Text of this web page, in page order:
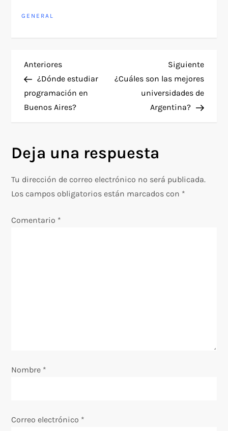
GENERAL
N
a
v
g
a
n
Entrada
anterior
Anteriores
¿Dónde estudiar
programación en
Buenos Aires?
Siguiente
¿Cuáles son las mejores
universidades de
Argentina?
Deja una respuesta
Tu dirección de correo electrónico no será publicada.
Los campos obligatorios están marcados con *
Comentario *
Nombre *
Correo electrónico *